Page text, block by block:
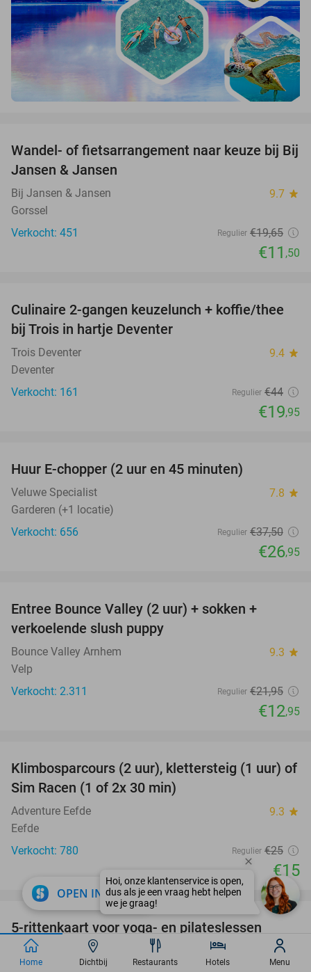
41%
Wandel- of fietsarrangement naar keuze bij Bij
Jansen & Jansen
Bij Jansen & Jansen 9.7 star
Gorssel
Verkocht: 451
Regulier €19,65
€11 ,50
55%
Culinaire 2-gangen keuzelunch + koffie/thee
bij Trois in hartje Deventer
Trois Deventer 9.4 star
Deventer
Verkocht: 161
Regulier €44
€19,95
Huur E-chopper (2 uur en 45 minuten)
Veluwe Specialist 7.8 star
Garderen (+1 locatie)
Verkocht: 656
Regulier €37,50
€26,95
Entree Bounce Valley (2 uur) + sokken +
verkoelende slush puppy
Bounce Valley Arnhem 9.3 star
Velp
Verkocht: 2.311
Regulier €21,95
€12,95
40%
Klimbosparcours (2 uur), klettersteig (1 uur) of
Sim Racen (1 of 2x 30 min)
Adventure Eefde 9.3 star
Eefde
Verkocht: 780
Regulier €25
€15
73%
favorite_border
5-rittenkaart voor yoga- en pilateslessen
Spirit of Yoga 9.9
Apeldoorn
OPEN IN APP close
Home Dichtbij Restaurants Hotels Menu